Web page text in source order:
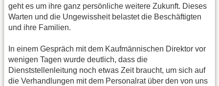
geht es um ihre ganz persönliche weitere Zukunft. Dieses
Warten und die Ungewissheit belastet die Beschäftigten
und ihre Familien.
In einem Gespräch mit dem Kaufmännischen Direktor vor
wenigen Tagen wurde deutlich, dass die
Dienststellenleitung noch etwas Zeit braucht, um sich auf
die Verhandlungen mit dem Personalrat über den von uns